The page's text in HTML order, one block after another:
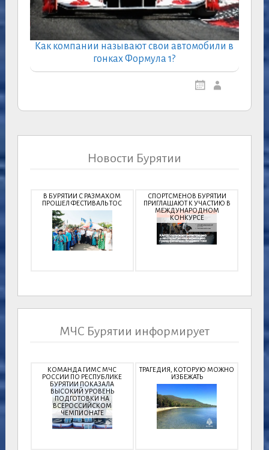
Как компании называют свои автомобили в
гонках Формула 1?
Новости Бурятии
В БУРЯТИИ С РАЗМАХОМ
ПРОШЕЛ ФЕСТИВАЛЬ ТОС
СПОРТСМЕНОВ БУРЯТИИ
ПРИГЛАШАЮТ К УЧАСТИЮ В
МЕЖДУНАРОДНОМ
КОНКУРСЕ
МЧС Бурятии информирует
КОМАНДА ГИМС МЧС
РОССИИ ПО РЕСПУБЛИКЕ
БУРЯТИИ ПОКАЗАЛА
ВЫСОКИЙ УРОВЕНЬ
ПОДГОТОВКИ НА
ВСЕРОССИЙСКОМ
ЧЕМПИОНАТЕ
ТРАГЕДИЯ, КОТОРУЮ МОЖНО
ИЗБЕЖАТЬ